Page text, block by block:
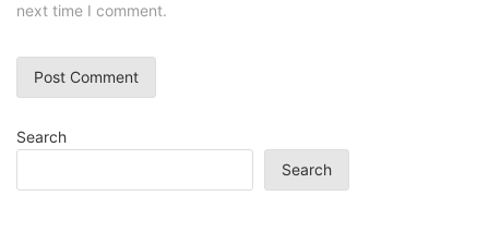
next time I comment.
Search
Search